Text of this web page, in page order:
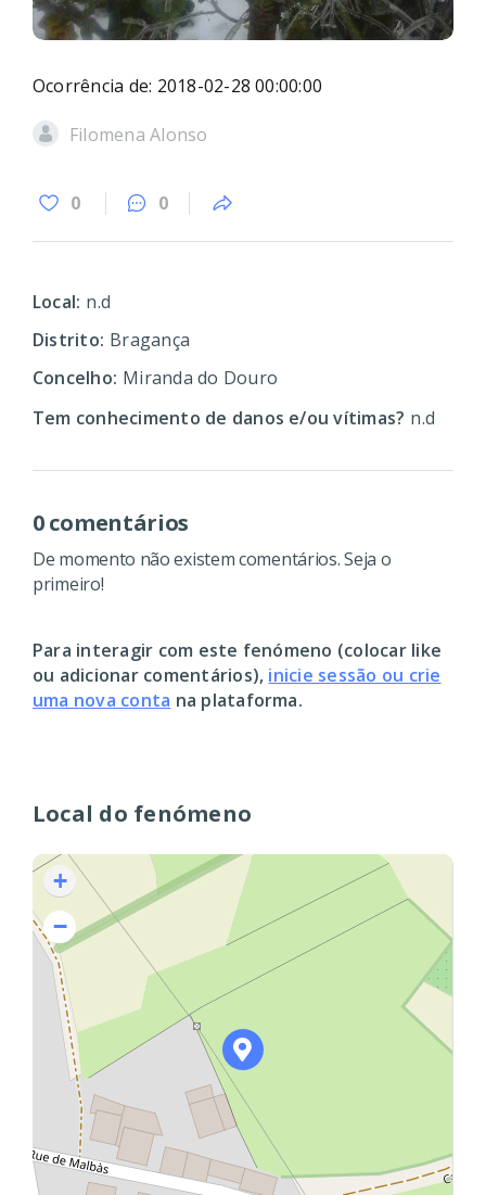
Local do fenómeno
+
−
Ocorrência de: 2018-02-28 00:00:00
Filomena Alonso
0 0
Local: n.d
Distrito: Bragança
Concelho: Miranda do Douro
Tem conhecimento de danos e/ou vítimas? n.d
0 comentários
De momento não existem comentários. Seja o
primeiro!
Para interagir com este fenómeno (colocar like
ou adicionar comentários), inicie sessão ou crie
uma nova conta na plataforma.